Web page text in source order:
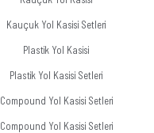
Kauçuk Yol Kasisi Setleri
Plastik Yol Kasisi
Plastik Yol Kasisi Setleri
Compound Yol Kasisi Setleri
Compound Yol Kasisi Setleri